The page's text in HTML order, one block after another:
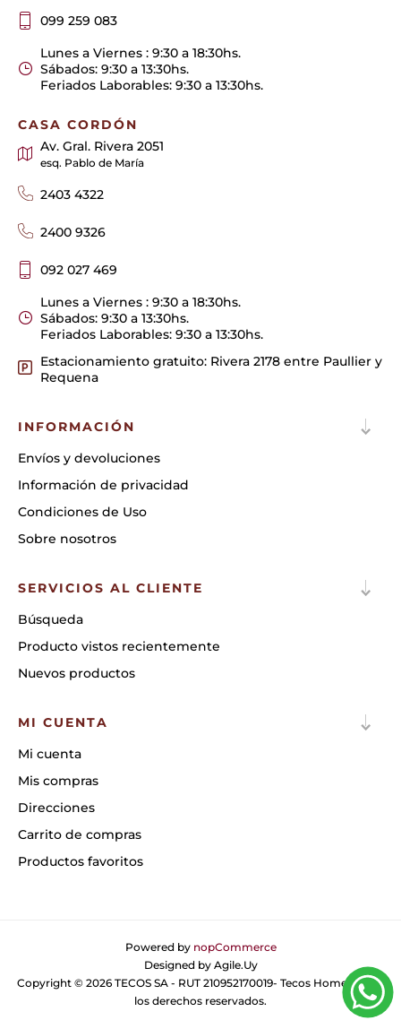
099 259 083
Lunes a Viernes : 9:30 a 18:30hs.
Sábados: 9:30 a 13:30hs.
Feriados Laborables: 9:30 a 13:30hs.
CASA CORDÓN
Av. Gral. Rivera 2051
esq. Pablo de María
2403 4322
2400 9326
092 027 469
Lunes a Viernes : 9:30 a 18:30hs.
Sábados: 9:30 a 13:30hs.
Feriados Laborables: 9:30 a 13:30hs.
Estacionamiento gratuito: Rivera 2178 entre Paullier y
Requena
INFORMACIÓN
Envíos y devoluciones
Información de privacidad
Condiciones de Uso
Sobre nosotros
SERVICIOS AL CLIENTE
Búsqueda
Producto vistos recientemente
Nuevos productos
MI CUENTA
Mi cuenta
Mis compras
Direcciones
Carrito de compras
Productos favoritos
Powered by nopCommerce
Designed by Agile.Uy
Copyright © 2026 TECOS SA - RUT 210952170019- Tecos Home. Todos
los derechos reservados.